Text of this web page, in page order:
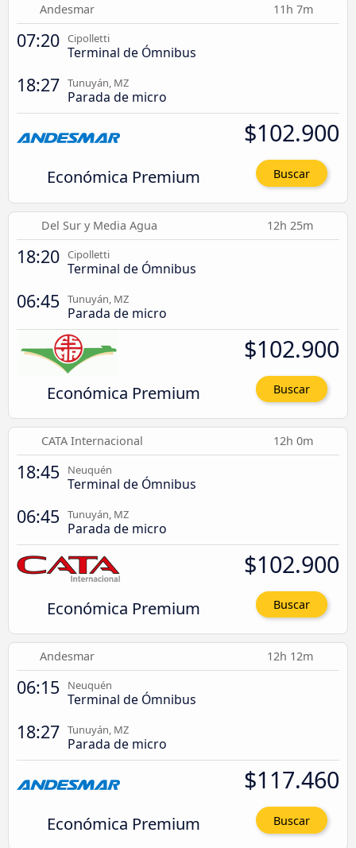
Andesmar 11h 7m
07:20 Cipolletti
Terminal de Ómnibus
18:27 Tunuyán, MZ
Parada de micro
Económica Premium
$102.900
Buscar
Del Sur y Media Agua 12h 25m
18:20 Cipolletti
Terminal de Ómnibus
06:45 Tunuyán, MZ
Parada de micro
Económica Premium
$102.900
Buscar
CATA Internacional 12h 0m
18:45 Neuquén
Terminal de Ómnibus
06:45 Tunuyán, MZ
Parada de micro
Económica Premium
$102.900
Buscar
Andesmar 12h 12m
06:15 Neuquén
Terminal de Ómnibus
18:27 Tunuyán, MZ
Parada de micro
Económica Premium
$117.460
Buscar